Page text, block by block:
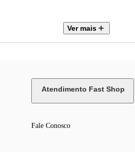
Ver mais
Atendimento Fast Shop
Fale Conosco